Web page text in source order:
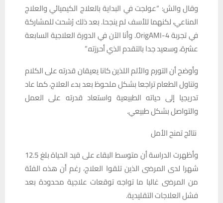
وقال والش: “عولجت في البداية بالعلاج الكيميائي والعلاج
المناعي، لكنهما للأسف لم ينجحا. بعد ذلك رُشحت للمشاركة
في تجربة OrigAMI-4. وأنا الآن في الدورة العلاجية السابعة
عشرة، وسعيد جدا بالتقدم الذي أحرزته.”
وأوضح أن التورم والألم اللذين كانا يعيقان قدرته على الكلام
وتناول الطعام تراجعا بشكل ملحوظ بعد بدء العلاج، كما عاد
تدريجيا إلى حياته الطبيعية واستعاد قدرته على العمل
والتواصل بشكل طبيعي.
نتائج تمنح الأمل
وأظهرت الدراسة أن متوسط البقاء على قيد الحياة بلغ 12.5
شهرا لدى المرضى الذين تلقوا العلاج، رغم أن هذه الفئة
من المرضى غالبا ما تواجه توقعات علاجية محدودة بعد
فشل العلاجات التقليدية.